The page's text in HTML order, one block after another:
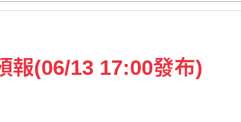
選會：恐傷害民主不宜倉促
報(06/13 17:00發布)